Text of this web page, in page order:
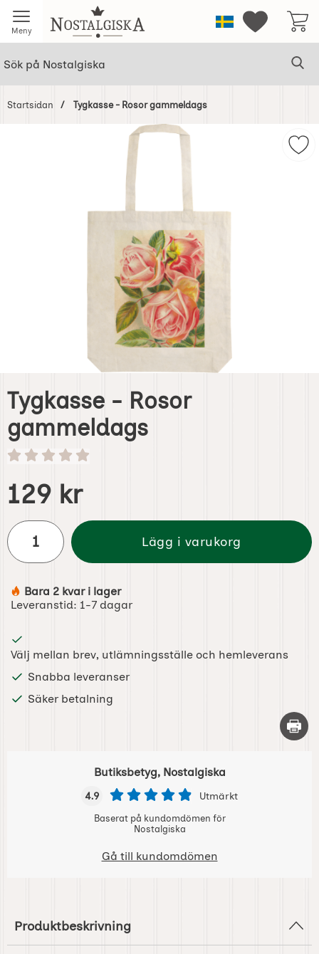
Meny Startsidan för NostalgiskaSverigeMina
Startsidan Tygkasse - Rosor gammeldags
Tygkasse - Rosor
gammeldags
Handla denna produkt Tygkasse - Rosor gammeldags
pris
129 kr
antal
Lägg i varukorg
Tillgänglighet:
Bara 2 kvar i lager
Leveranstid: 1-7 dagar
Välj mellan brev, utlämningsställe och hemleverans
Snabba leveranser
Säker betalning
Skriv
Butiksbetyg, Nostalgiska
4.9 Utmärkt
Baserat på kundomdömen för
Nostalgiska
Gå till kundomdömen
Produktbeskrivning